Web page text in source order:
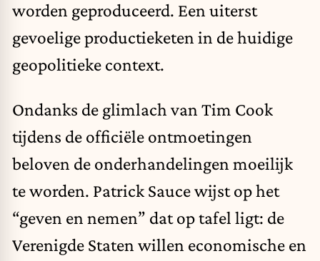
worden geproduceerd. Een uiterst
gevoelige productieketen in de huidige
geopolitieke context.
Ondanks de glimlach van Tim Cook
tijdens de officiële ontmoetingen
beloven de onderhandelingen moeilijk
te worden. Patrick Sauce wijst op het
“geven en nemen” dat op tafel ligt: de
Verenigde Staten willen economische en